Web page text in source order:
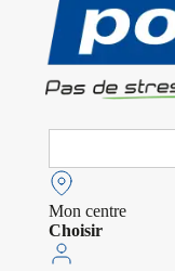
Search
Mon centre
Choisir